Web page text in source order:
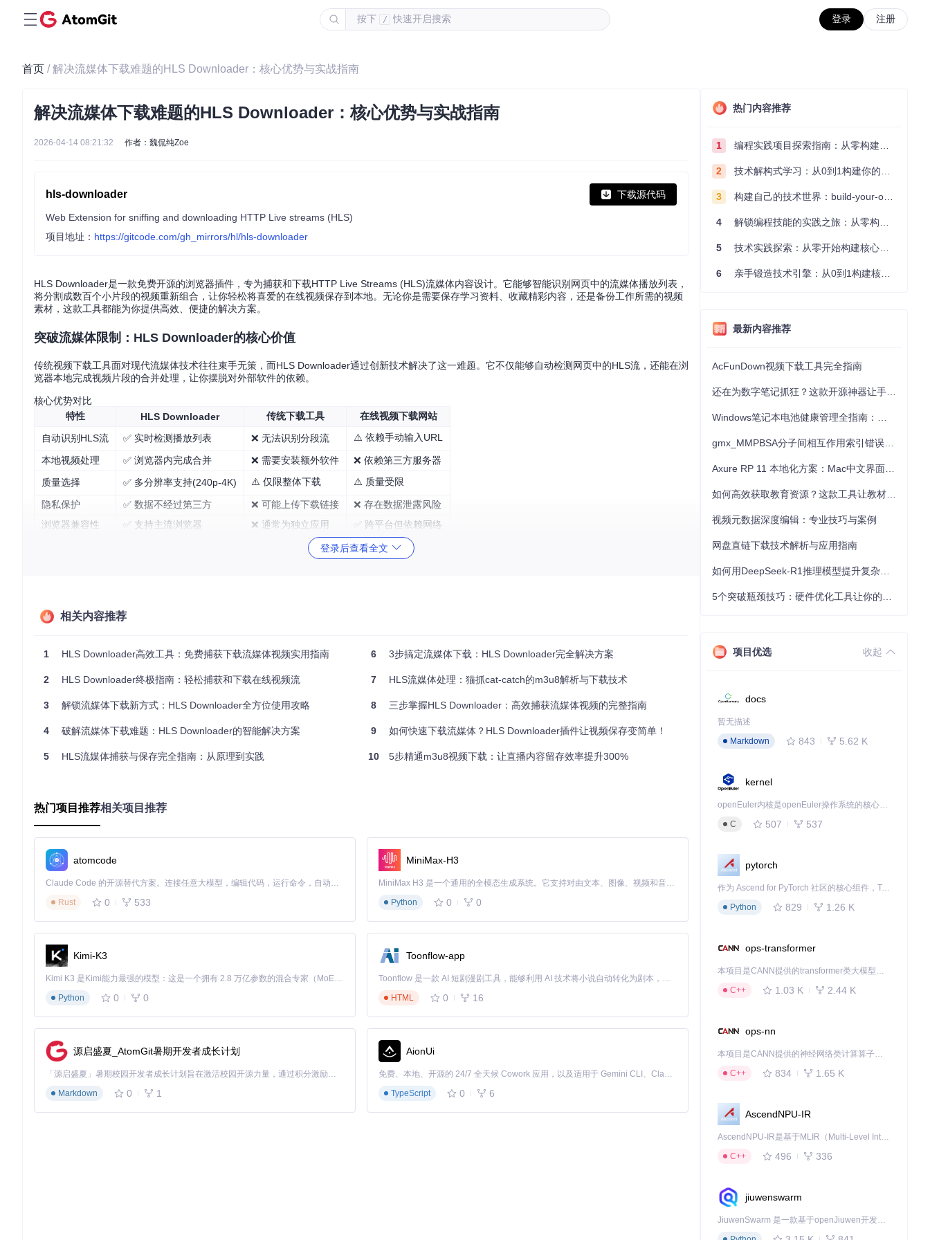
按下 / 快速开启搜索 登录 注册
首页 / 解决流媒体下载难题的HLS Downloader：核心优势与实战指南
解决流媒体下载难题的HLS Downloader：核心优势与实战指南
2026-04-14 08:21:32 作者：魏侃纯Zoe
hls-downloader 下载源代码
Web Extension for sniffing and downloading HTTP Live streams (HLS)
项目地址： https://gitcode.com/gh_mirrors/hl/hls-downloader
HLS Downloader是一款免费开源的浏览器插件，专为捕获和下载HTTP Live Streams (HLS)流媒体内容设计。它能够智能识别网页中的流媒体播放列表，
将分割成数百个小片段的视频重新组合，让你轻松将喜爱的在线视频保存到本地。无论你是需要保存学习资料、收藏精彩内容，还是备份工作所需的视频
素材，这款工具都能为你提供高效、便捷的解决方案。
突破流媒体限制：HLS Downloader的核心价值
传统视频下载工具面对现代流媒体技术往往束手无策，而HLS Downloader通过创新技术解决了这一难题。它不仅能够自动检测网页中的HLS流，还能在浏
览器本地完成视频片段的合并处理，让你摆脱对外部软件的依赖。
核心优势对比
特性
HLS Downloader 传统下载工具
在线视频下载网站
自动识别HLS流
✅ 实时检测播放列表 ❌ 无法识别分段流 ⚠️ 依赖手动输入URL
本地视频处理 ✅ 浏览器内完成合并 ❌ 需要安装额外软件
❌ 依赖第三方服务器
质量选择
✅ 多分辨率支持(240p-4K) ⚠️ 仅限整体下载 ⚠️ 质量受限
隐私保护 ✅ 数据不经过第三方 ❌ 可能上传下载链接
❌ 存在数据泄露风险
浏览器兼容性
✅ 支持主流浏览器 ❌ 通常为独立应用 ✅ 跨平台但依赖网络
三步完成媒体捕获
⚠️ 提示：确保你的浏览器支持扩展程序安装，并且版本在Chrome 88+、Firefox 85+或Edge 88+以上。
从源码构建安装的步骤：
cd hls-downloader
内容发现与选择
打开目标视频网页并开始播放，HLS Downloader会自动在后台嗅探HLS流信息。点击浏览器工具栏中的插件图标，进入Sniffer界面：
在Sniffer界面中，你可以看到所有检测到的播放列表，每个列表项包含标题、URL和捕获时间。使用搜索框可以快速筛选内容，找到目标后点击"Selec
t"按钮将其添加到下载队列。
切换到Downloads模块，这里显示所有已添加的下载任务：
下载过程中，你可以实时监控进度、速度和分辨率信息。下载完成后，点击"Save"按钮将合并后的视频保存到本地。
五种场景化应用技巧
对于需要反复观看的在线课程，使用HLS Downloader可以将视频保存到本地，方便离线学习。建议选择720p分辨率以平衡质量和存储空间。
2. 直播内容备份
登录后查看全文
相关内容推荐
1 HLS Downloader高效工具：免费捕获下载流媒体视频实用指南
2 HLS Downloader终极指南：轻松捕获和下载在线视频流
3 解锁流媒体下载新方式：HLS Downloader全方位使用攻略
4 破解流媒体下载难题：HLS Downloader的智能解决方案
5 HLS流媒体捕获与保存完全指南：从原理到实践
6 3步搞定流媒体下载：HLS Downloader完全解决方案
7 HLS流媒体处理：猫抓cat-catch的m3u8解析与下载技术
8 三步掌握HLS Downloader：高效捕获流媒体视频的完整指南
9 如何快速下载流媒体？HLS Downloader插件让视频保存变简单！
10 5步精通m3u8视频下载：让直播内容留存效率提升300%
热门项目推荐相关项目推荐
atomcode
Claude Code 的开源替代方案。连接任意大模型，编辑代码，运行命令，自动验证 — 全自动执行。用 Rust 构建，极致性能。 ｜ An open-source alternative to Claude Code. Connect any LLM, edit code, run commands, and verify changes — autonomously. Built in Rust for speed. Get Started
Rust
0 533
MiniMax-H3
MiniMax H3 是一个通用的全模态生成系统。它支持对由文本、图像、视频和音频组成的多模态上下文进行统一理解，并能生成分辨率高达 2K、时长可达 15 秒的带原生立体声音频的视频。得益于面向任务泛化的系统设计，H3 在预训练阶段就已具备广泛的多模态上下文理解与生成能力，能够出色地执行复杂的多模态指令。
Python
0 0
Kimi-K3
Kimi K3 是Kimi能力最强的模型：这是一个拥有 2.8 万亿参数的混合专家（MoE）模型，具备原生视觉理解能力，并支持 100 万 token 的上下文窗口。
Python
0 0
Toonflow-app
Toonflow 是一款 AI 短剧漫剧工具，能够利用 AI 技术将小说自动转化为剧本，并结合 AI 生成的图片和视频，实现高效的短剧创作。借助 Toonflow，可以轻松完成从文字到影像的全流程，让短剧制作变得更加智能与便捷。
HTML
0 16
源启盛夏_AtomGit暑期开发者成长计划
「源启盛夏」暑期校园开发者成长计划旨在激活校园开源力量，通过积分激励、认证扶持、资源倾斜等形式，引导高校组织和开发者完成「入驻 — 建项目 — 做贡献 — 获认证 — 得资源」的完整闭环。无论你是想带领社团入驻平台的组织者，还是希望用代码贡献证明自己的开发者，都能在这里找到属于你的成长路径。
Markdown
0 1
AionUi
免费、本地、开源的 24/7 全天候 Cowork 应用，以及适用于 Gemini CLI、Claude Code、Codex、OpenCode、Qwen Code、Goose CLI、Auggie 等的 OpenClaw | 🌟 喜欢就点star吧
TypeScript
0 6
热门内容推荐
1 编程实践项目探索指南：从零构建技术能力体系
2 技术解构式学习：从0到1构建你的编程知识体系
3 构建自己的技术世界：build-your-own-x项目的实践探索指南
4 解锁编程技能的实践之旅：从零构建你的技术世界
5 技术实践探索：从零开始构建核心系统的实践指南
6 亲手锻造技术引擎：从0到1构建核心系统的实践指南
最新内容推荐
AcFunDown视频下载工具完全指南
视频元数据深度编辑：专业技巧与案例
网盘直链下载技术解析与应用指南
项目优选 收起
docs
暂无描述
Markdown
843 5.62 K
kernel
openEuler内核是openEuler操作系统的核心，既是系统性能与稳定性的基石，也是连接处理器、设备与服务的桥梁。
C
507 537
pytorch
作为 Ascend for PyTorch 社区的核心组件，TorchNPU 是昇腾专为 PyTorch 打造的深度学习适配插件，使 PyTorch 框架能够直接调用昇腾 NPU，为开发者提供昇腾 AI 处理器的超强算力。
Python
829 1.26 K
ops-transformer
本项目是CANN提供的transformer类大模型算子库，实现网络在NPU上加速计算。
C++
1.03 K 2.44 K
ops-nn
本项目是CANN提供的神经网络类计算算子库，实现网络在NPU上加速计算。
C++
834 1.65 K
AscendNPU-IR
AscendNPU-IR是基于MLIR（Multi-Level Intermediate Representation）构建的，面向昇腾亲和算子编译时使用的中间表示，提供昇腾完备表达能力，通过编译优化提升昇腾AI处理器计算效率，支持通过生态框架使能昇腾AI处理器与深度调优
C++
496 336
jiuwenswarm
JiuwenSwarm 是一款基于openJiuwen开发的智能AI Agent，它能够将大语言模型的强大能力，通过你日常使用的各类通讯应用，直接延伸至你的指尖。